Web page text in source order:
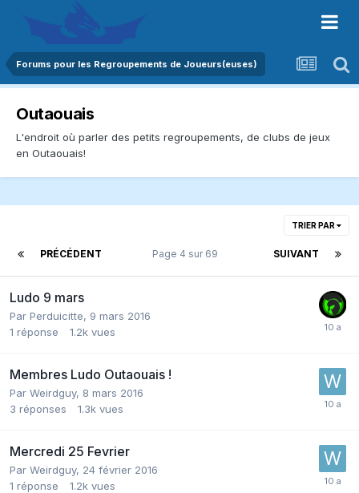
Forums pour les Regroupements de Joueurs(euses)
Outaouais
L'endroit où parler des petits regroupements, de clubs de jeux
en Outaouais!
TRIER PAR
PRÉCÉDENT SUIVANT
Page 4 sur 69
Ludo 9 mars
Par Perduicitte, 9 mars 2016
1 réponse 1.2k vues
Membres Ludo Outaouais !
Par Weirdguy, 8 mars 2016
3 réponses 1.3k vues
Mercredi 25 Fevrier
Par Weirdguy, 24 février 2016
1 réponse 1.2k vues